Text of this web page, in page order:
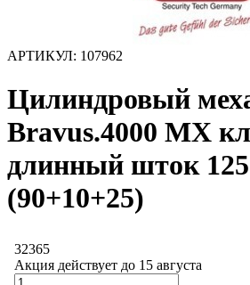
АРТИКУЛ: 107962
Цилиндровый
Bravus.4000 MX
длинный шток
(90+10+25)
32365
Акция действует до 15 августа